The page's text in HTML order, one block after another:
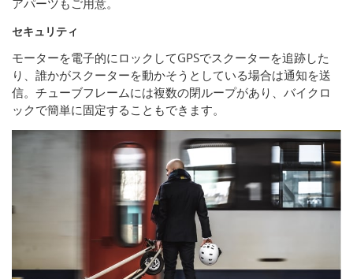
セキュリティ
モーターを電子的にロックしてGPSでスクーターを追跡した
り、誰かがスクーターを動かそうとしている場合は通知を送
信。チューブフレームには複数の閉ループがあり、バイクロ
ックで簡単に固定することもできます。